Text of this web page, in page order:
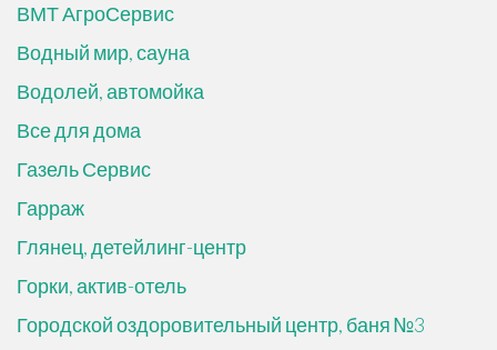
ВМТ АгроСервис
Водный мир, сауна
Водолей, автомойка
Все для дома
Газель Сервис
Гарраж
Глянец, детейлинг-центр
Горки, актив-отель
Городской оздоровительный центр, баня №3